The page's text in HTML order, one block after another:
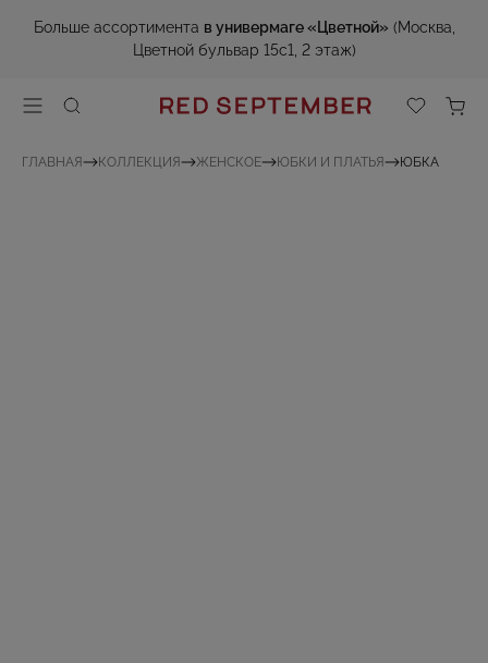
Больше ассортимента в универмаге «Цветной» (Москва,
Цветной бульвар 15с1, 2 этаж)
ГЛАВНАЯ КОЛЛЕКЦИЯ ЖЕНСКОЕ ЮБКИ И ПЛАТЬЯ ЮБКА